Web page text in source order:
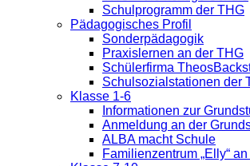
Schulprogramm der THG
Pädagogisches Profil
Sonderpädagogik
Praxislernen an der THG
Schülerfirma
Schulsozialstationen der
Klasse 1-6
Informationen zur
Anmeldung an der
ALBA macht Schule
Familienzentrum „Elly“